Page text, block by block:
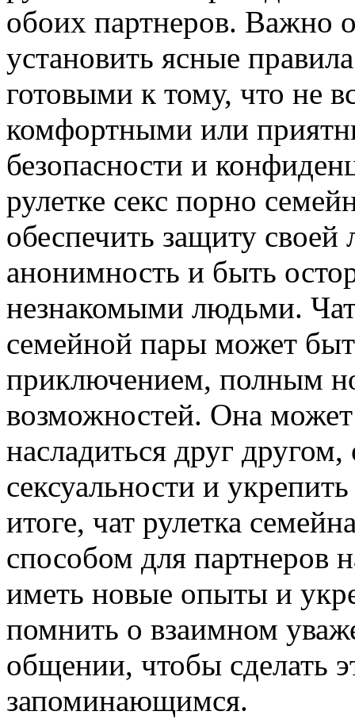
обоих партнеров. Важно
установить ясные
готовыми к тому, что не
комфортными или
безопасности и
рулетке секс порно
обеспечить защиту
анонимность и быть
незнакомыми людьми.
семейной пары может
приключением, полным
возможностей. Она
насладиться друг
сексуальности и
итоге, чат рулетка
способом для партнеров
иметь новые опыты и
помнить о взаимном
общении, чтобы сделать
запоминающимся.